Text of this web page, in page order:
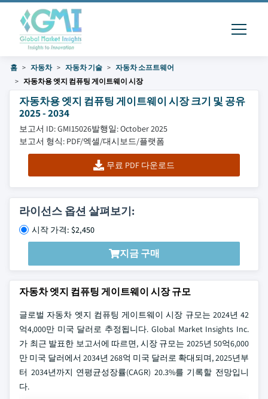
홈 자동차 자동차 기술
자동차 소프트웨어
자동차용 엣지 컴퓨팅 게이트웨이 시장
자동차용 엣지 컴퓨팅 게이트웨이 시장 크기 및 공유
2025 - 2034
보고서 ID: GMI15026발행일: October 2025
보고서 형식: PDF/엑셀/대시보드/플랫폼
무료 PDF 다운로드
라이선스 옵션 살펴보기:
시작 가격: $2,450
지금 구매
자동차 엣지 컴퓨팅 게이트웨이 시장 규모
글로벌 자동차 엣지 컴퓨팅 게이트웨이 시장 규모는 2024년 42
억4,000만 미국 달러로 추정됩니다. Global Market Insights Inc.
가 최근 발표한 보고서에 따르면, 시장 규모는 2025년 50억6,000
만 미국 달러에서 2034년 268억 미국 달러로 확대되며, 2025년부
터 2034년까지 연평균성장률(CAGR) 20.3%를 기록할 전망입니
다.